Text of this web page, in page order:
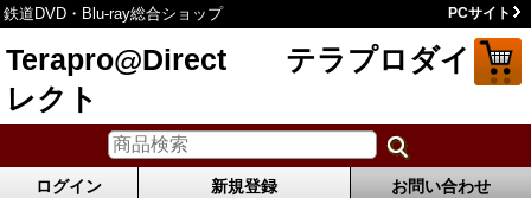
鉄道DVD・Blu-ray総合ショップ PCサイト
Terapro@Direct テラプロダイ
レクト
ログイン 新規登録 お問い合わせ